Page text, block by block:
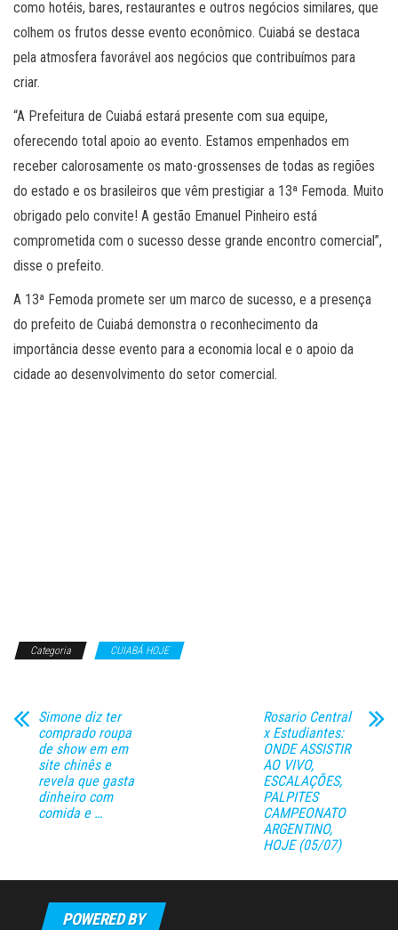
como hotéis, bares, restaurantes e outros negócios similares, que
colhem os frutos desse evento econômico. Cuiabá se destaca
pela atmosfera favorável aos negócios que contribuímos para
criar.
“A Prefeitura de Cuiabá estará presente com sua equipe,
oferecendo total apoio ao evento. Estamos empenhados em
receber calorosamente os mato-grossenses de todas as regiões
do estado e os brasileiros que vêm prestigiar a 13ª Femoda. Muito
obrigado pelo convite! A gestão Emanuel Pinheiro está
comprometida com o sucesso desse grande encontro comercial”,
disse o prefeito.
A 13ª Femoda promete ser um marco de sucesso, e a presença
do prefeito de Cuiabá demonstra o reconhecimento da
importância desse evento para a economia local e o apoio da
cidade ao desenvolvimento do setor comercial.
Categoria CUIABÁ HOJE
Simone diz ter
comprado roupa
de show em em
site chinês e
revela que gasta
dinheiro com
comida e …
Rosario Central
x Estudiantes:
ONDE ASSISTIR
AO VIVO,
ESCALAÇÕES,
PALPITES
CAMPEONATO
ARGENTINO,
HOJE (05/07)
POWERED BY